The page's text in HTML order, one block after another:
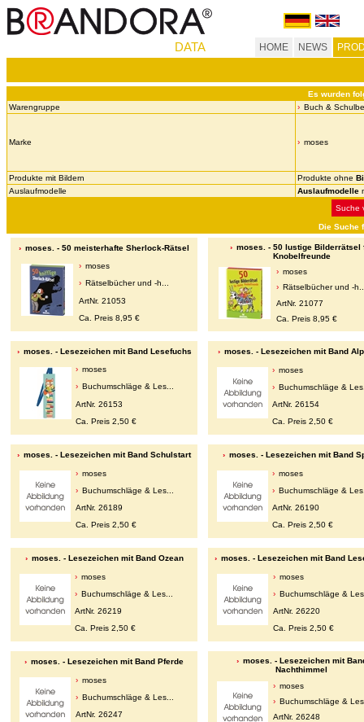
DATA HOME NEWS
Es wurden
Warengruppe
Buch &
Marke moses
Produkte mit Bildern Produkte ohne
Auslaufmodelle
Auslaufmodelle
Suche
Die Suche
moses. - 50 meisterhafte Sherlock-Rätsel
moses
Rätselbücher und -h...
ArtNr. 21053
Ca. Preis 8,95 €
moses. - 50 lustige Bilderrätsel
Knobelfreunde
moses
Rätselbücher und -
ArtNr. 21077
Ca. Preis 8,95 €
moses. - Lesezeichen mit Band Lesefuchs
moses
Buchumschläge & Les...
ArtNr. 26153
Ca. Preis 2,50 €
moses. - Lesezeichen mit Band
moses
Buchumschläge &
ArtNr. 26154
Ca. Preis 2,50 €
moses. - Lesezeichen mit Band Schulstart
moses
Buchumschläge & Les...
ArtNr. 26189
Ca. Preis 2,50 €
moses. - Lesezeichen mit Band
moses
Buchumschläge &
ArtNr. 26190
Ca. Preis 2,50 €
moses. - Lesezeichen mit Band Ozean
moses
Buchumschläge & Les...
ArtNr. 26219
Ca. Preis 2,50 €
moses. - Lesezeichen mit Band
moses
Buchumschläge &
ArtNr. 26220
Ca. Preis 2,50 €
moses. - Lesezeichen mit Band Pferde
moses
Buchumschläge & Les...
ArtNr. 26247
moses. - Lesezeichen mit
Nachthimmel
moses
Buchumschläge &
ArtNr. 26248